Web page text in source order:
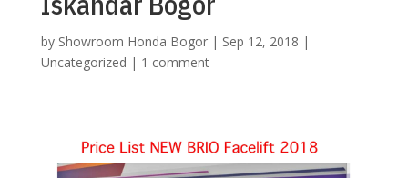
by Showroom Honda Bogor| Sep 12, 2018 |
Uncategorized | 1 comment